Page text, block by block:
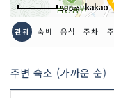
500m
관광 숙박 음식 주차
주변 숙소 (가까운 순)